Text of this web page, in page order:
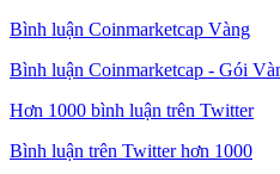
Bình luận Coinmarketcap Vàng
Bình luận Coinmarketcap - Gói
Hơn 1000 bình luận trên Twitter
Bình luận trên Twitter hơn 1000